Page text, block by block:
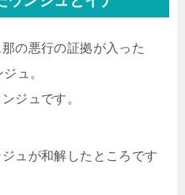
の悪行の証拠が入った
ュ。
ジュです。
ュが和解したところです